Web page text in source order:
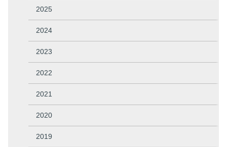
2025
2024
2023
2022
2021
2020
2019